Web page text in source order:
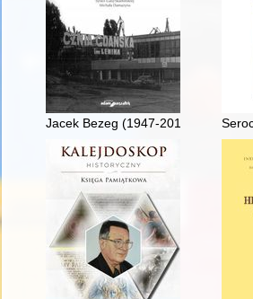
Jacek Bezeg (1947-2018) :